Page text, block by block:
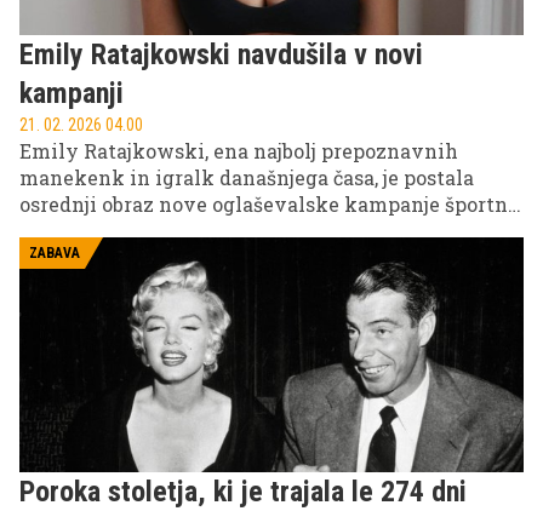
Emily Ratajkowski navdušila v novi
kampanji
21. 02. 2026 04.00
Emily Ratajkowski, ena najbolj prepoznavnih
manekenk in igralk današnjega časa, je postala
osrednji obraz nove oglaševalske kampanje športne
ZABAVA
Poroka stoletja, ki je trajala le 274 dni